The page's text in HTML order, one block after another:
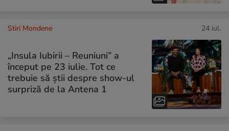
Stiri Mondene 24 iul.
„Insula Iubirii – Reuniuni” a
început pe 23 iulie. Tot ce
trebuie să știi despre show-ul
surpriză de la Antena 1